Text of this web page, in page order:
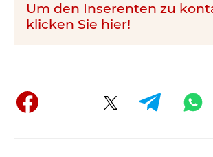
Um den Inserenten zu
klicken Sie hier!